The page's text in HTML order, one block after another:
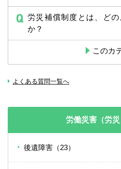
労災補償制度とは、ど
か？
このカ
よくある質問一覧へ
労働災害（労
後遺障害（23）